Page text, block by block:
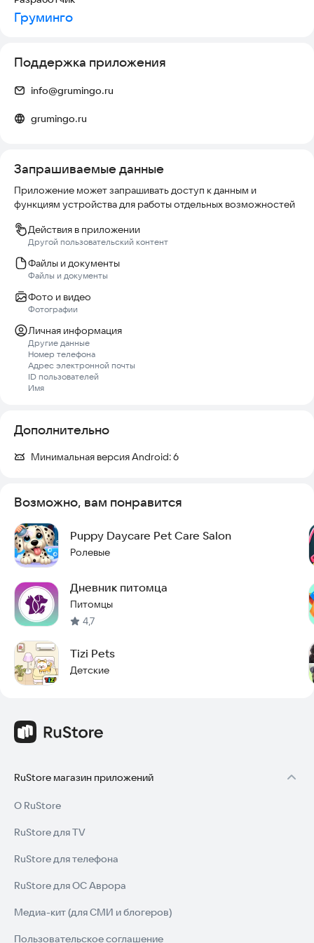
• Рейтинг и отзывы помогают привлекать новых клиентов
• Уведомления о предстоящих записях — не пропустите
✔ Запись доступна 24/7 — в любое время
✔ Простой и удобный интерфейс
Заботьтесь о питомцах вместе с Груминго!
Груминго
Поддержка приложения
info@grumingo.ru
grumingo.ru
Запрашиваемые данные
Приложение может запрашивать доступ к данным и
функциям устройства для работы отдельных возможностей
Действия в приложении
Другой пользовательский контент
Файлы и документы
Файлы и документы
Фото и видео
Фотографии
Личная информация
Другие данные
Номер телефона
Адрес электронной почты
ID пользователей
Имя
Дополнительно
Минимальная версия Android:6
Возможно, вам понравится
Puppy Daycare Pet Care Salon
Ролевые
Дневник питомца
Питомцы
4,7
Tizi Pets
Детские
RuStore магазин приложений
О RuStore
RuStore для TV
RuStore для телефона
RuStore для ОС Аврора
Медиа-кит (для СМИ и блогеров)
Пользовательское соглашение